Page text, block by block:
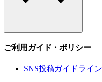
ご利用ガイド・ポリシー
SNS投稿ガイドライン